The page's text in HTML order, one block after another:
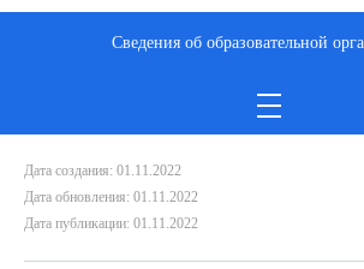
COVID 19 Беременные вакцина 2022
COVID 19 Меры профилактики
Дата создания: 01.11.2022
Дата обновления: 01.11.2022
Дата публикации: 01.11.2022
Сведения об образовательной